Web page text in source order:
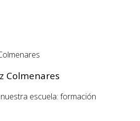
Colmenares
escuela: formación